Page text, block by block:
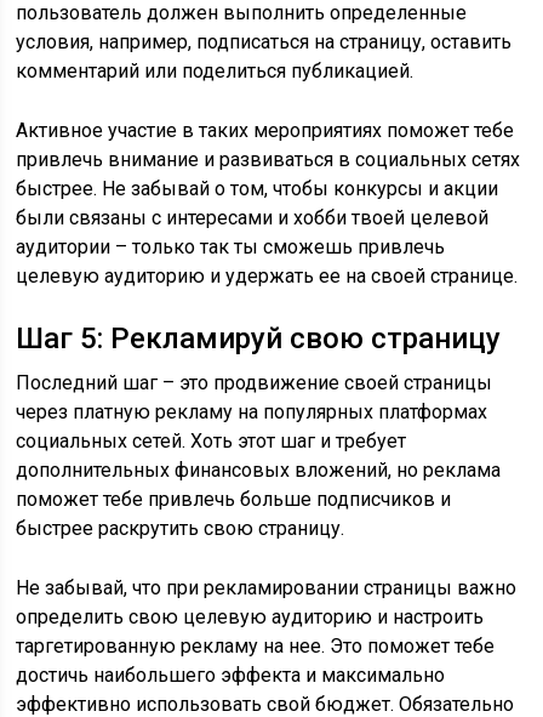
пользователь должен выполнить определенные
условия, например, подписаться на страницу, оставить
комментарий или поделиться публикацией.
Активное участие в таких мероприятиях поможет тебе
привлечь внимание и развиваться в социальных сетях
быстрее. Не забывай о том, чтобы конкурсы и акции
были связаны с интересами и хобби твоей целевой
аудитории – только так ты сможешь привлечь
целевую аудиторию и удержать ее на своей странице.
Шаг 5: Рекламируй свою страницу
Последний шаг – это продвижение своей страницы
через платную рекламу на популярных платформах
социальных сетей. Хоть этот шаг и требует
дополнительных финансовых вложений, но реклама
поможет тебе привлечь больше подписчиков и
быстрее раскрутить свою страницу.
Не забывай, что при рекламировании страницы важно
определить свою целевую аудиторию и настроить
таргетированную рекламу на нее. Это поможет тебе
достичь наибольшего эффекта и максимально
эффективно использовать свой бюджет. Обязательно